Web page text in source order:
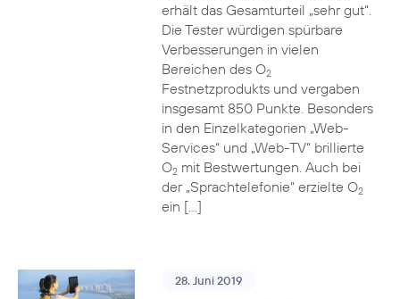
erhält das Gesamturteil „sehr gut“.
Die Tester würdigen spürbare
Verbesserungen in vielen
Bereichen des O2
Festnetzprodukts und vergaben
insgesamt 850 Punkte. Besonders
in den Einzelkategorien „Web-
Services“ und „Web-TV“ brillierte
O2mit Bestwertungen. Auch bei
der „Sprachtelefonie“ erzielte O2
ein […]
28. Juni 2019